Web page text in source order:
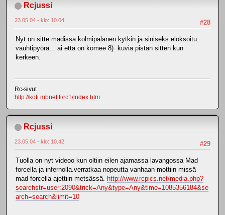
Rcjussi
#28
23.05.04 - klo: 10.04
Nyt on sitte madissa kolmipalanen kytkin ja siniseks eloksoitu
vauhtipyörä... ai että on komee 8) kuvia pistän sitten kun
kerkeen.
Rc-sivut
http://koti.mbnet.fi/rc1/index.htm
Rcjussi
#29
23.05.04 - klo: 10.42
Tuolla on nyt videoo kun oltiin eilen ajamassa lavangossa Mad
forcella ja infernolla.verratkaa nopeutta vanhaan mottiin missä
mad forcella ajettiin metsässä. http://www.rcpics.net/media.php?
searchstr=user:2090&trick=Any&type=Any&time=1085356184&se
arch=search&limit=10